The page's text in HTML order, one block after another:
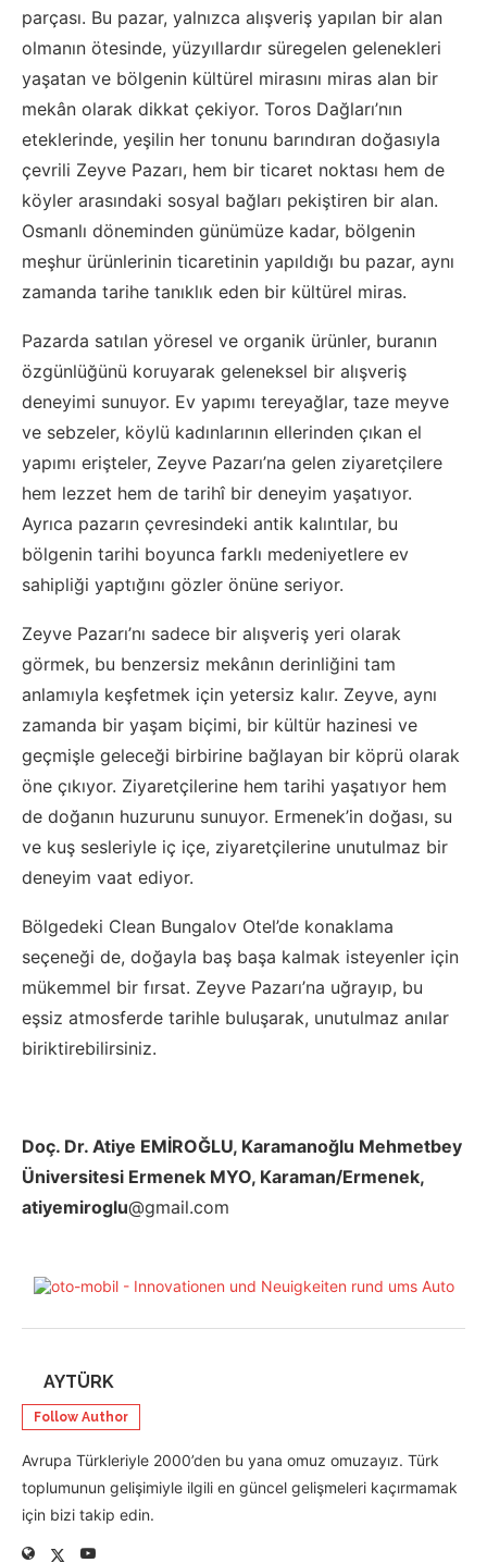
parçası. Bu pazar, yalnızca alışveriş yapılan bir alan
olmanın ötesinde, yüzyıllardır süregelen gelenekleri
yaşatan ve bölgenin kültürel mirasını miras alan bir
mekân olarak dikkat çekiyor. Toros Dağları’nın
eteklerinde, yeşilin her tonunu barındıran doğasıyla
çevrili Zeyve Pazarı, hem bir ticaret noktası hem de
köyler arasındaki sosyal bağları pekiştiren bir alan.
Osmanlı döneminden günümüze kadar, bölgenin
meşhur ürünlerinin ticaretinin yapıldığı bu pazar, aynı
zamanda tarihe tanıklık eden bir kültürel miras.
Pazarda satılan yöresel ve organik ürünler, buranın
özgünlüğünü koruyarak geleneksel bir alışveriş
deneyimi sunuyor. Ev yapımı tereyağlar, taze meyve
ve sebzeler, köylü kadınlarının ellerinden çıkan el
yapımı erişteler, Zeyve Pazarı’na gelen ziyaretçilere
hem lezzet hem de tarihî bir deneyim yaşatıyor.
Ayrıca pazarın çevresindeki antik kalıntılar, bu
bölgenin tarihi boyunca farklı medeniyetlere ev
sahipliği yaptığını gözler önüne seriyor.
Zeyve Pazarı’nı sadece bir alışveriş yeri olarak
görmek, bu benzersiz mekânın derinliğini tam
anlamıyla keşfetmek için yetersiz kalır. Zeyve, aynı
zamanda bir yaşam biçimi, bir kültür hazinesi ve
geçmişle geleceği birbirine bağlayan bir köprü olarak
öne çıkıyor. Ziyaretçilerine hem tarihi yaşatıyor hem
de doğanın huzurunu sunuyor. Ermenek’in doğası, su
ve kuş sesleriyle iç içe, ziyaretçilerine unutulmaz bir
deneyim vaat ediyor.
Bölgedeki Clean Bungalov Otel’de konaklama
seçeneği de, doğayla baş başa kalmak isteyenler için
mükemmel bir fırsat. Zeyve Pazarı’na uğrayıp, bu
eşsiz atmosferde tarihle buluşarak, unutulmaz anılar
biriktirebilirsiniz.
Doç. Dr. Atiye EMİROĞLU, Karamanoğlu Mehmetbey
Üniversitesi Ermenek MYO, Karaman/Ermenek,
atiyemiroglu@gmail.com
AYTÜRK
Follow Author
Avrupa Türkleriyle 2000’den bu yana omuz omuzayız. Türk
toplumunun gelişimiyle ilgili en güncel gelişmeleri kaçırmamak
için bizi takip edin.